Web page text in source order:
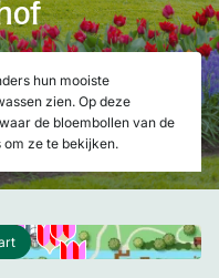
hun mooiste
zien. Op deze
de bloembollen van de
om ze te bekijken.